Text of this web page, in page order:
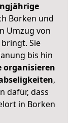
Borken und
Umzug von
Sie
bis hin
organisieren
,
dafür, dass
in Borken